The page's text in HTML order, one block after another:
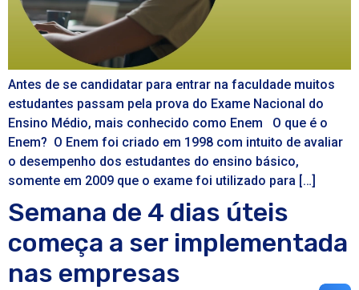
Antes de se candidatar para entrar na faculdade muitos
estudantes passam pela prova do Exame Nacional do
Ensino Médio, mais conhecido como Enem O que é o
Enem? O Enem foi criado em 1998 com intuito de avaliar
o desempenho dos estudantes do ensino básico,
somente em 2009 que o exame foi utilizado para […]
Semana de 4 dias úteis
começa a ser implementada
nas empresas